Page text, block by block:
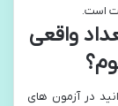
است.
واقعی
در آزمون های